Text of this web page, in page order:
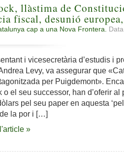
llàstima de
fiscal, desunió
cap a una Nova Frontera.
i vicesecretària d’estudis i
Levy, va assegurar que
per Puigdemont».
o el seu successor, han d’oferir
pel seu paper en aquesta
la por i […]
»